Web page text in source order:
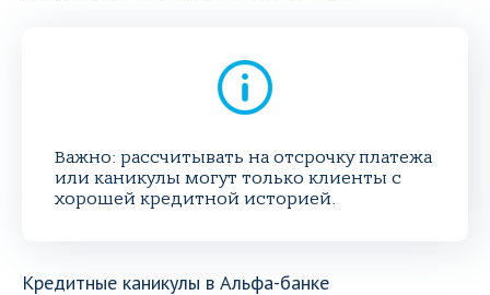
Важно: рассчитывать на отсрочку платежа
или каникулы могут только клиенты с
хорошей кредитной историей.
Кредитные каникулы в Альфа-банке